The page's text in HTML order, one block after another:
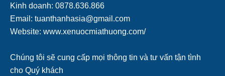
Kinh doanh: 0878.636.866
Email: tuanthanhasia@gmail.com
Website: www.xenuocmiathuong.com/
Chúng tôi sẽ cung cấp mọi thông tin và tư vấn tận tình
cho Quý khách